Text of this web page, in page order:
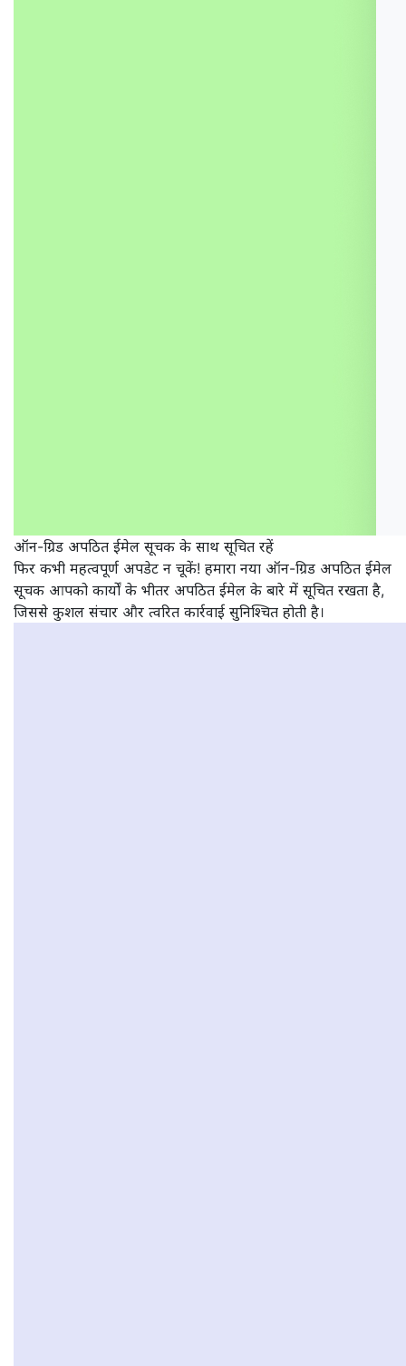
ऑन-ग्रिड अपठित ईमेल सूचक के साथ सूचित रहें
फिर कभी महत्वपूर्ण अपडेट न चूकें! हमारा नया ऑन-ग्रिड अपठित ईमेल
सूचक आपको कार्यों के भीतर अपठित ईमेल के बारे में सूचित रखता है,
जिससे कुशल संचार और त्वरित कार्रवाई सुनिश्चित होती है।